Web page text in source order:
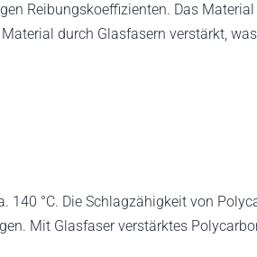
Reibungskoeffizienten. Das
durch Glasfasern verstärkt,
°C. Die Schlagzähigkeit von
Mit Glasfaser verstärktes